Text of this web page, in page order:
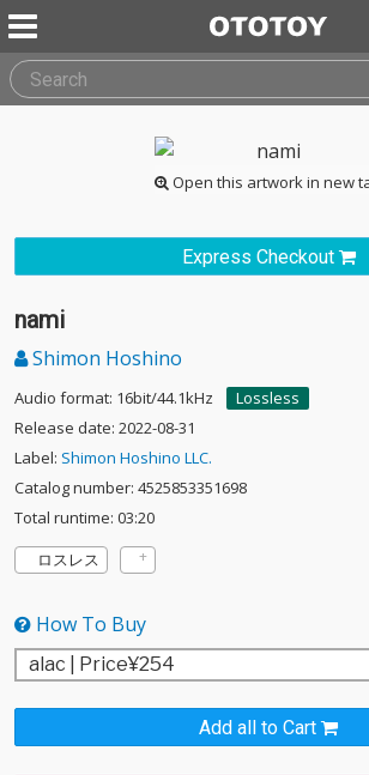
Open this artwork in new
Express Checkout
nami
Shimon Hoshino
Audio format: 16bit/44.1kHz
Lossless
Release date: 2022-08-31
Label: Shimon Hoshino LLC.
Catalog number: 4525853351698
Total runtime: 03:20
ロスレス
How To Buy
Add all to Cart